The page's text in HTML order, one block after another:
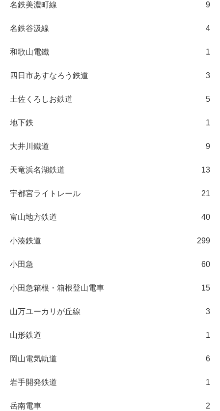
名鉄美濃町線 9
名鉄谷汲線 4
和歌山電鐵 1
四日市あすなろう鉄道 3
土佐くろしお鉄道 5
地下鉄 1
大井川鐵道 9
天竜浜名湖鉄道 13
宇都宮ライトレール 21
富山地方鉄道 40
小湊鉄道 299
小田急 60
小田急箱根・箱根登山電車 15
山万ユーカリが丘線 3
山形鉄道 1
岡山電気軌道 6
岩手開発鉄道 1
岳南電車 2